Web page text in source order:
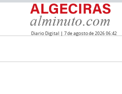
Diario Digital | 7 de agosto de 2026 06:42